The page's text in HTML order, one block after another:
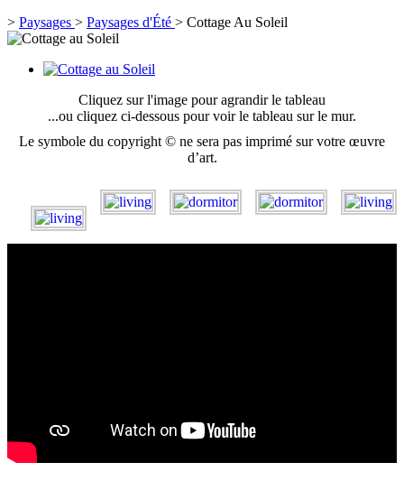
> Paysages > Paysages d'Été > Cottage Au Soleil
Cliquez sur l'image pour agrandir le tableau
...ou cliquez ci-dessous pour voir le tableau sur le mur.
Le symbole du copyright © ne sera pas imprimé sur votre œuvre
d’art.